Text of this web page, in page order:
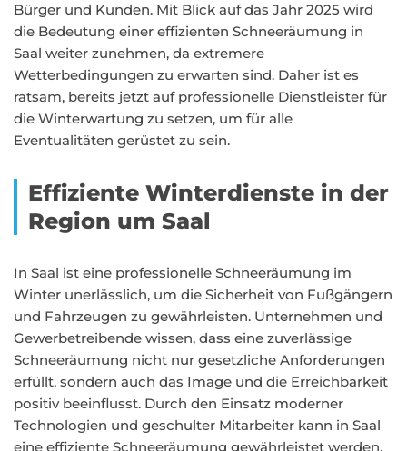
Bürger und Kunden. Mit Blick auf das Jahr 2025 wird
die Bedeutung einer effizienten Schneeräumung in
Saal weiter zunehmen, da extremere
Wetterbedingungen zu erwarten sind. Daher ist es
ratsam, bereits jetzt auf professionelle Dienstleister für
die Winterwartung zu setzen, um für alle
Eventualitäten gerüstet zu sein.
Effiziente Winterdienste in der
Region um Saal
In Saal ist eine professionelle Schneeräumung im
Winter unerlässlich, um die Sicherheit von Fußgängern
und Fahrzeugen zu gewährleisten. Unternehmen und
Gewerbetreibende wissen, dass eine zuverlässige
Schneeräumung nicht nur gesetzliche Anforderungen
erfüllt, sondern auch das Image und die Erreichbarkeit
positiv beeinflusst. Durch den Einsatz moderner
Technologien und geschulter Mitarbeiter kann in Saal
eine effiziente Schneeräumung gewährleistet werden,